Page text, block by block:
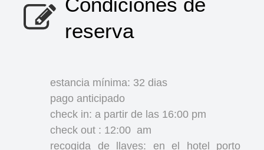
reserva
estancia mínima: 32 dias
pago anticipado
check in: a partir de las 16:00 pm
check out : 12:00 am
recogida de llaves: en el hotel porto